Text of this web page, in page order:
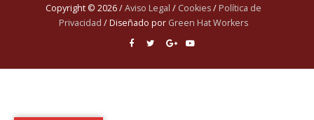
Copyright © 2026 /Aviso Legal / Cookies/ Política de
Privacidad / Diseñado por Green Hat Workers